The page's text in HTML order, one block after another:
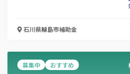
この補助金の情報をPDF
被災宿泊事業者再建支援補助
石川県輪島市補助金
募集中 おすすめ